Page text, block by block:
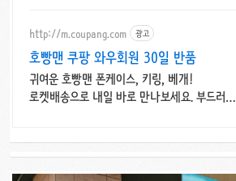
http://m.coupang.com 광고
호빵맨 쿠팡 와우회원 30일 반품
귀여운 호빵맨 폰케이스, 키링, 베개!
로켓배송으로 내일 바로 만나보세요. 부드러운